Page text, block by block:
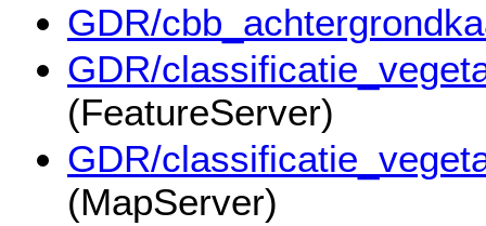
GDR/
GDR/
(FeatureServer)
GDR/
(MapServer)